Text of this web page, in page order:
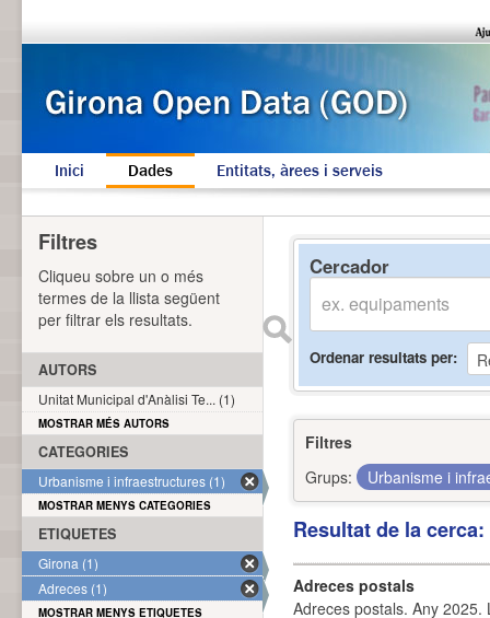
Inici Dades Entitats, àrees i serveis
Cercador
Ordenar resultats per
Filtres
Grups:
Urbanisme i
Resultat de la
Adreces postals
Adreces postals. Any 2025.
Filtres
Cliqueu sobre un o més
termes de la llista següent
per filtrar els resultats.
AUTORS
Unitat Municipal d'Anàlisi Te... (1)
MOSTRAR MÉS AUTORS
CATEGORIES
Urbanisme i infraestructures (1)
MOSTRAR MENYS CATEGORIES
ETIQUETES
Girona (1)
Adreces (1)
MOSTRAR MENYS ETIQUETES